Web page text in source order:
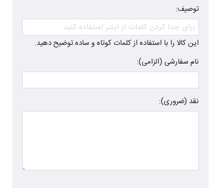
توصیف:
این کالا را با استفاده از کلمات کوتاه و ساده توضیح دهید.
نام سفارشی (الزامی):
نقد (ضروری):